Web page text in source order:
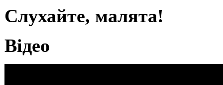
Слухайте, малята!
Відео